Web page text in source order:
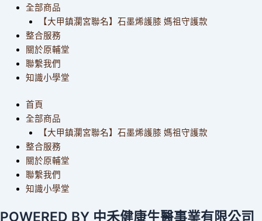
全部商品
【大甲鎮瀾宮聯名】石墨烯護膝 媽祖守護款
整合服務
關於原輔堂
聯繫我們
知識小學堂
首頁
全部商品
【大甲鎮瀾宮聯名】石墨烯護膝 媽祖守護款
整合服務
關於原輔堂
聯繫我們
知識小學堂
POWERED BY 中禾健康生醫事業有限公司